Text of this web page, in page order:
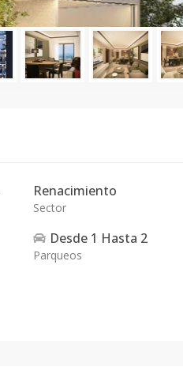
Renacimiento
Sector
Desde 1 Hasta 2
Parqueos